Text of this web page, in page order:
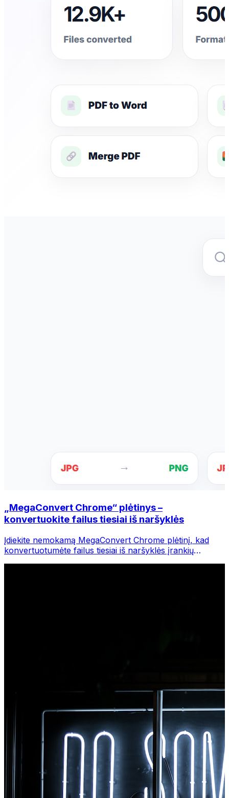
„MegaConvert Chrome“ plėtinys –
konvertuokite failus tiesiai iš naršyklės
Įdiekite nemokamą MegaConvert Chrome plėtinį, kad
konvertuotumėte failus tiesiai iš naršyklės įrankių